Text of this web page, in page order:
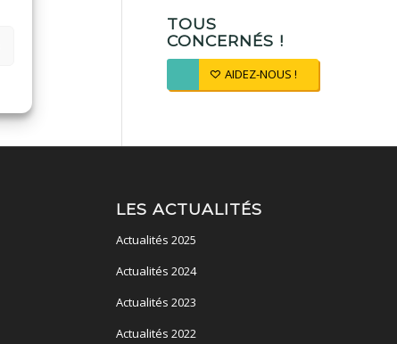
TOUS
CONCERNÉS !
AIDEZ-NOUS !
LES ACTUALITÉS
Actualités 2025
Actualités 2024
Actualités 2023
Actualités 2022